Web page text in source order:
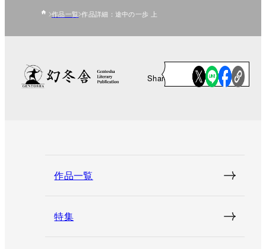
作品一覧 作品詳細：途中の一歩 上
Share
作品一覧
特集